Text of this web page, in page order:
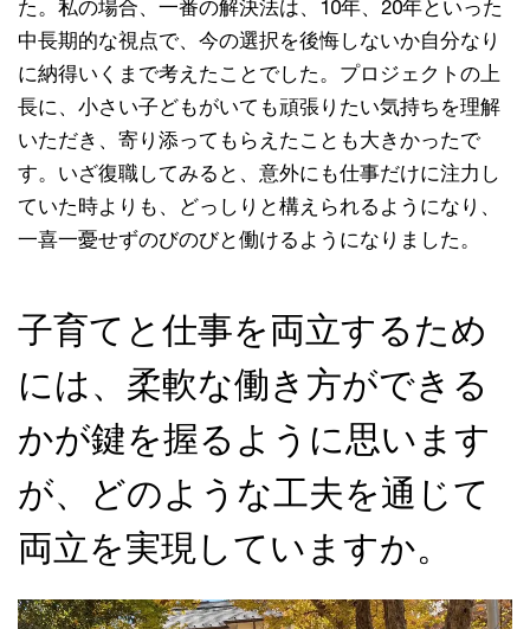
た。私の場合、一番の解決法は、10年、20年といった
中長期的な視点で、今の選択を後悔しないか自分なり
に納得いくまで考えたことでした。プロジェクトの上
長に、小さい子どもがいても頑張りたい気持ちを理解
いただき、寄り添ってもらえたことも大きかったで
す。いざ復職してみると、意外にも仕事だけに注力し
ていた時よりも、どっしりと構えられるようになり、
一喜一憂せずのびのびと働けるようになりました。
子育てと仕事を両立するため
には、柔軟な働き方ができる
かが鍵を握るように思います
が、どのような工夫を通じて
両立を実現していますか。